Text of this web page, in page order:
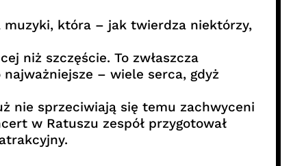
muzyki, która – jak twierdza niektórzy,
niż szczęście. To zwłaszcza
– wiele serca, gdyż
nie sprzeciwiają się temu zachwyceni
w Ratuszu zespół przygotował